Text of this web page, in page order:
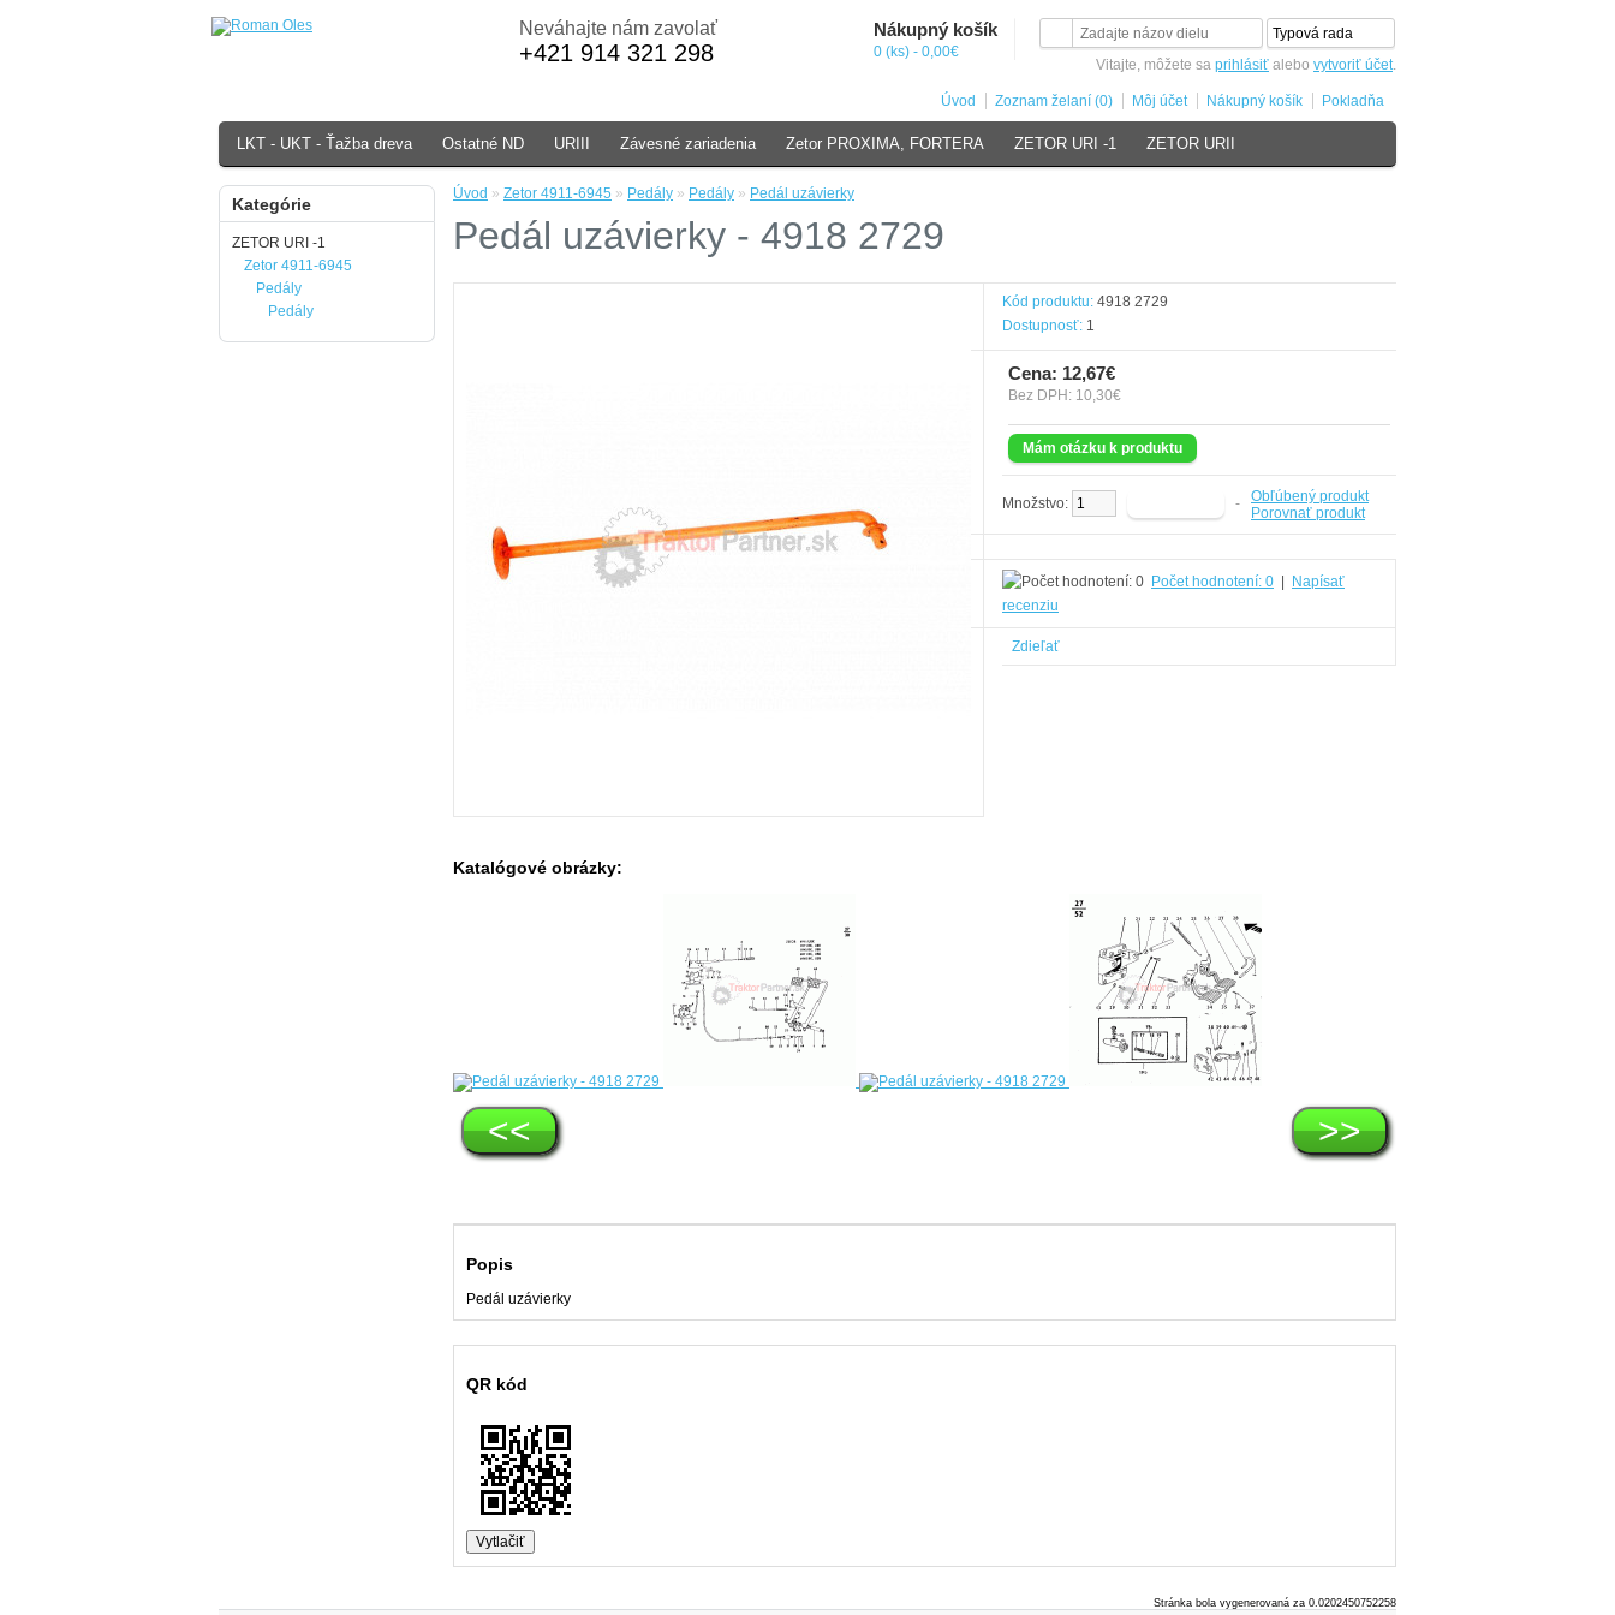
Nákupný košík
0 (ks) - 0,00€
Neváhajte nám zavolať
+421 914 321 298 Vitajte, môžete sa prihlásiť alebo vytvoriť účet.
Úvod Zoznam želaní (0) Môj účet Nákupný košík Pokladňa
LKT - UKT - Ťažba dreva Ostatné ND URIII Závesné zariadenia Zetor PROXIMA, FORTERA ZETOR URI -1 ZETOR URII
Kategórie
ZETOR URI -1
Zetor 4911-6945
Pedály
Pedály
Úvod » Zetor 4911-6945 » Pedály » Pedály » Pedál uzávierky
Pedál uzávierky - 4918 2729
Kód produktu: 4918 2729
Dostupnosť: 1
Cena: 12,67€
Bez DPH: 10,30€
Mám otázku k produktu
Množstvo: -
Obľúbený produkt
Porovnať produkt
Počet hodnotení: 0
Napísať
recenziu
Zdieľať
Katalógové obrázky:
<< >>
Popis
Pedál uzávierky
QR kód
Stránka bola vygenerovaná za 0.0202450752258